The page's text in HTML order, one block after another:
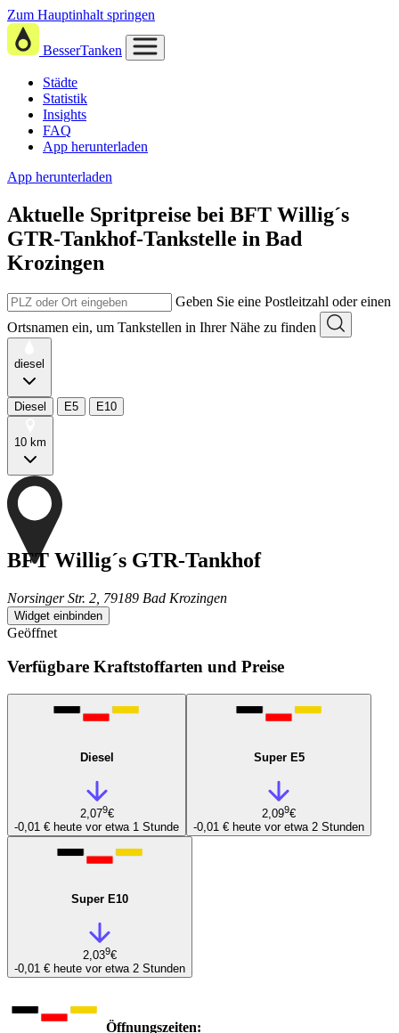
Zum Hauptinhalt springen
BesserTanken
Städte
Statistik
Insights
FAQ
App herunterladen
App herunterladen
Aktuelle Spritpreise bei BFT Willig´s
GTR-Tankhof-Tankstelle in Bad
Krozingen
Geben Sie eine Postleitzahl oder einen
Ortsnamen ein, um Tankstellen in Ihrer Nähe zu finden
diesel
Diesel E5 E10
10 km
BFT Willig´s GTR-Tankhof
Norsinger Str. 2, 79189 Bad Krozingen
Widget einbinden
Geöffnet
Verfügbare Kraftstoffarten und Preise
Diesel
2,079€
-0,01 € heute vor etwa 1 Stunde
Super E5
2,099€
-0,01 € heute vor etwa 2 Stunden
Super E10
2,039€
-0,01 € heute vor etwa 2 Stunden
Öffnungszeiten: